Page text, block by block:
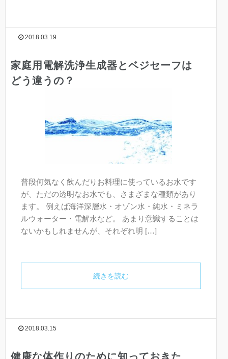
2018.03.19
家庭用電解洗浄生成器とベジセーフは
どう違うの？
普段何気なく飲んだりお料理に使っているお水です
が、ただの透明なお水でも、さまざまな種類があり
ます。 例えば海洋深層水・オゾン水・純水・ミネラ
ルウォーター・電解水など。 あまり意識することは
ないかもしれませんが、それぞれ明 […]
続きを読む
2018.03.15
健康な体作りのために知っておきた